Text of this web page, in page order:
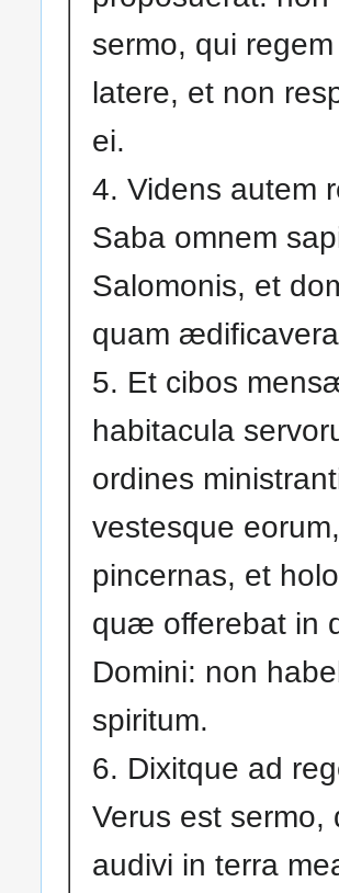
sermo, qui
latere, et non
ei.
4. Videns autem
Saba omnem
Salomonis, et
quam
5. Et cibos
habitacula
ordines
vestesque
pincernas, et
quæ offerebat in
Domini: non
spiritum.
6. Dixitque ad
Verus est sermo,
audivi in terra